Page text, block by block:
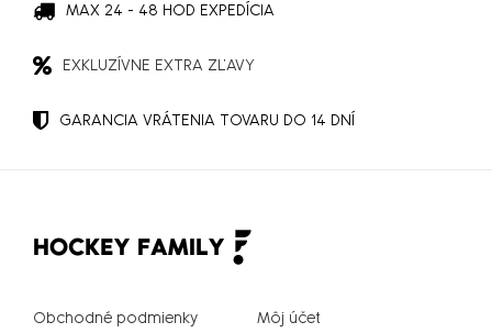
MAX 24 - 48 HOD EXPEDÍCIA
EXKLUZÍVNE EXTRA ZĽAVY
GARANCIA VRÁTENIA TOVARU DO 14 DNÍ
Obchodné podmienky
Môj účet